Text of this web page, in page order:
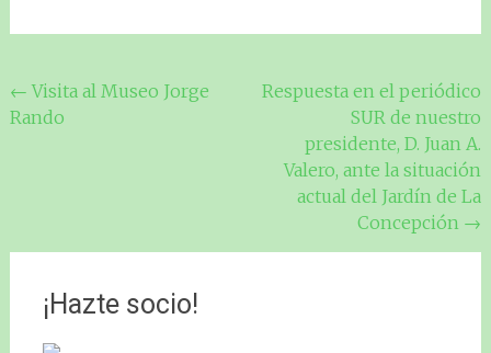
Navegación
de
← Visita al Museo Jorge
Rando
Respuesta en el periódico
SUR de nuestro
presidente, D. Juan A.
Valero, ante la situación
actual del Jardín de La
Concepción →
¡Hazte socio!